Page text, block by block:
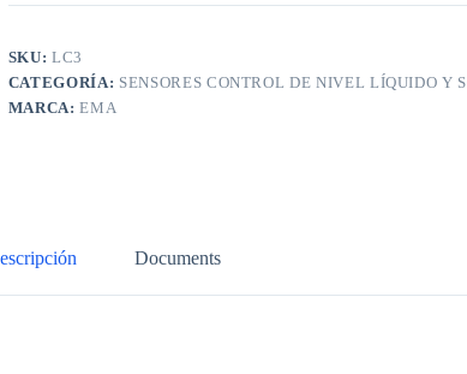
SKU:LC3
CATEGORÍA: SENSORES CONTROL DE NIVEL LÍQUIDO Y
MARCA:EMA
Documents